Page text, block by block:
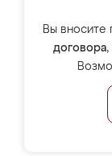
Вы вносите
договора,